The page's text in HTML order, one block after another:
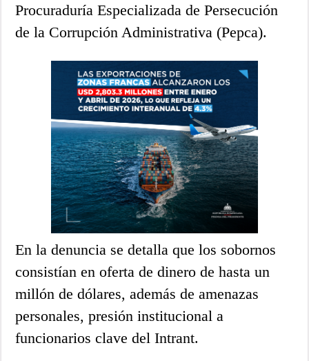
Procuraduría Especializada de Persecución
de la Corrupción Administrativa (Pepca).
En la denuncia se detalla que los sobornos
consistían en oferta de dinero de hasta un
millón de dólares, además de amenazas
personales, presión institucional a
funcionarios clave del Intrant.